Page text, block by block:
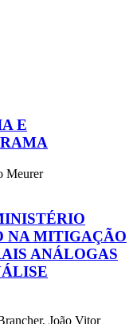
E
Meurer
NA MITIGAÇÃO
ANÁLOGAS
João Vitor